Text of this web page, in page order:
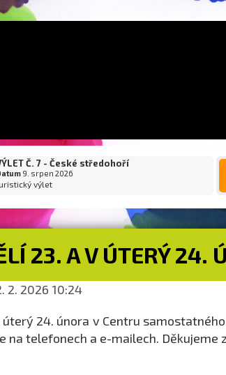
Č. 7 - České středohoří
9. srpen 2026
výlet
23. A V ÚTERÝ 24.
2. 2026 10:24
úterý 24. února v Centru
na telefonech a e-mailech. Děkujeme